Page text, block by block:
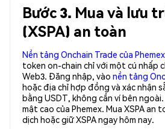
Bước 3. Mua và lưu
(XSPA) an toàn
Nền tảng Onchain Trade của Phemex
token on-chain chỉ với một cú nhấp
Web3. Đăng nhập, vào nền tảng
hoặc địa chỉ hợp đồng và xác nhận
bằng USDT, không cần ví bên
mật cao của Phemex. Mua XSPA an
dịch hoặc giữ XSPA ngay hôm nay.